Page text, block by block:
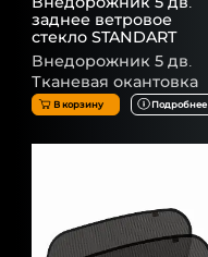
заднее ветровое
стекло STANDART
Внедорожник 5 дв.
Тканевая окантовка
В корзину Подробнее